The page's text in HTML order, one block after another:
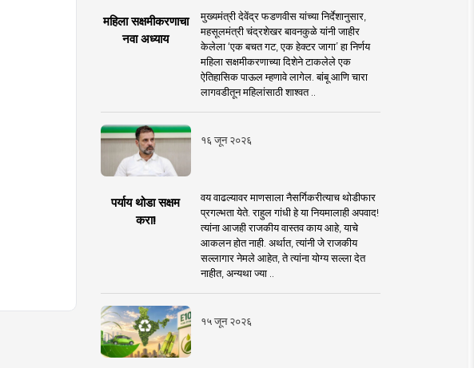
महिला सक्षमीकरणाचा
नवा अध्याय
मुख्यमंत्री देवेंद्र फडणवीस यांच्या निर्देशानुसार,
महसूलमंत्री चंद्रशेखर बावनकुळे यांनी जाहीर
केलेला ‘एक बचत गट, एक हेक्टर जागा’ हा निर्णय
महिला सक्षमीकरणाच्या दिशेने टाकलेले एक
ऐतिहासिक पाऊल म्हणावे लागेल. बांबू आणि चारा
लागवडीतून महिलांसाठी शाश्वत ..
१६ जून २०२६
पर्याय थोडा सक्षम
करा!
वय वाढल्यावर माणसाला नैसर्गिकरीत्याच थोडीफार
प्रगल्भता येते. राहुल गांधी हे या नियमालाही अपवाद!
त्यांना आजही राजकीय वास्तव काय आहे, याचे
आकलन होत नाही. अर्थात, त्यांनी जे राजकीय
सल्लागार नेमले आहेत, ते त्यांना योग्य सल्ला देत
नाहीत, अन्यथा ज्या ..
१५ जून २०२६